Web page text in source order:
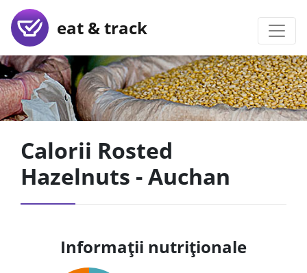
eat & track
Calorii Rosted
Hazelnuts - Auchan
Informații nutriționale